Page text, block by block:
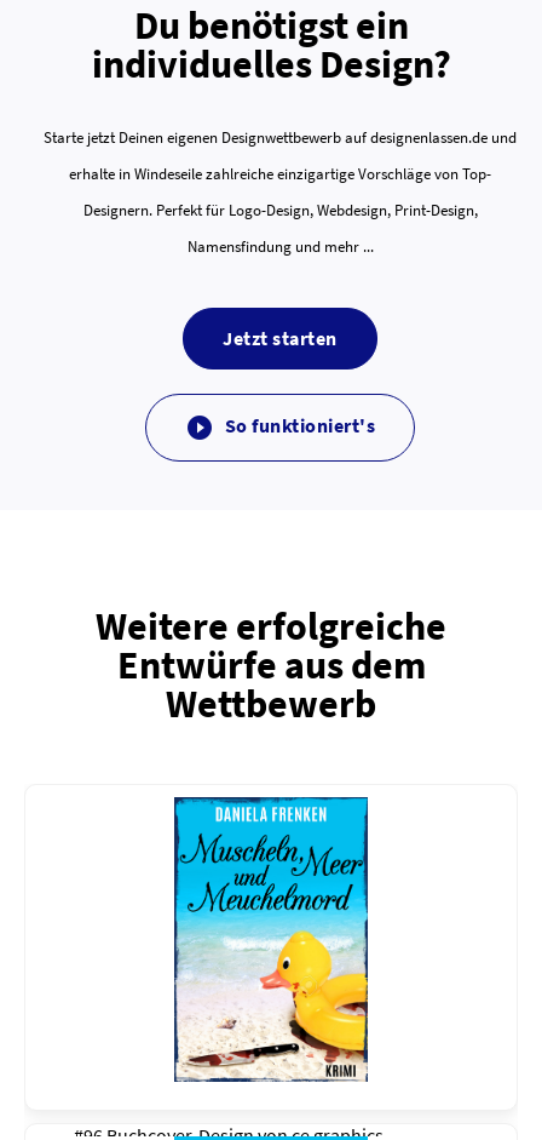
Du benötigst ein
individuelles Design?
Starte jetzt Deinen eigenen Designwettbewerb auf designenlassen.de und
erhalte in Windeseile zahlreiche einzigartige Vorschläge von Top-
Designern. Perfekt für Logo-Design, Webdesign, Print-Design,
Namensfindung und mehr ...
Jetzt starten
 So funktioniert's
Weitere erfolgreiche
Entwürfe aus dem
Wettbewerb